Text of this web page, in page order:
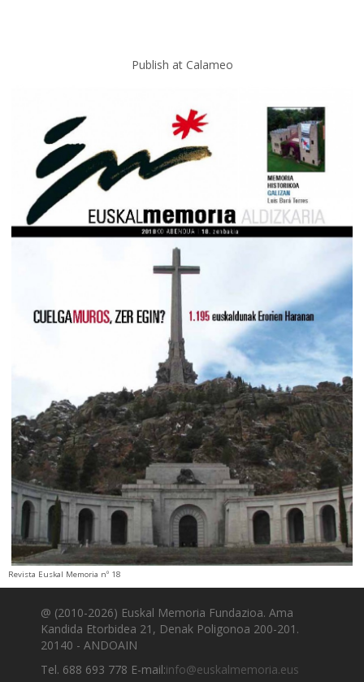
Publish at Calameo
Revista Euskal Memoria nº 18
@ (2010-2026) Euskal Memoria Fundazioa. Ama
Kandida Etorbidea 21, Denak Poligonoa 200-201.
20140 - ANDOAIN
Tel. 688 693 778 E-mail:info@euskalmemoria.eus